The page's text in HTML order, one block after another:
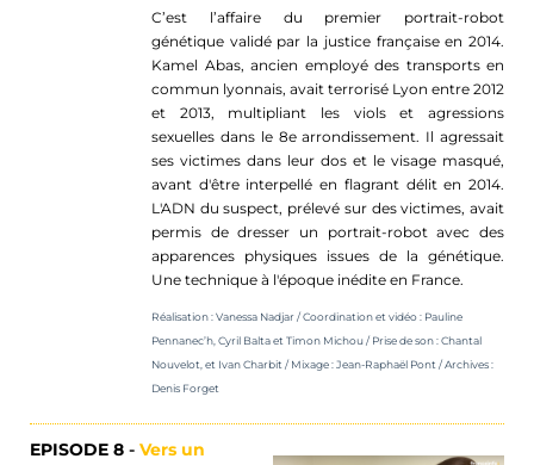
C’est l’affaire du premier portrait-robot
génétique validé par la justice française en 2014.
Kamel Abas, ancien employé des transports en
commun lyonnais, avait terrorisé Lyon entre 2012
et 2013, multipliant les viols et agressions
sexuelles dans le 8e arrondissement. Il agressait
ses victimes dans leur dos et le visage masqué,
avant d'être interpellé en flagrant délit en 2014.
L'ADN du suspect, prélevé sur des victimes, avait
permis de dresser un portrait-robot avec des
apparences physiques issues de la génétique.
Une technique à l'époque inédite en France.
Réalisation : Vanessa Nadjar / Coordination et vidéo : Pauline
Pennanec’h,Cyril Balta et Timon Michou/ Prise de son : Chantal
Nouvelot, et Ivan Charbit / Mixage : Jean-Raphaël Pont / Archives :
Denis Forget
EPISODE 8 - Vers un